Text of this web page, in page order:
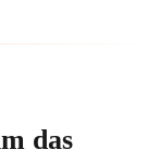
das